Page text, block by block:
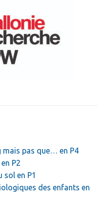
mais pas que… en P4
P2
sol en P1
des enfants en